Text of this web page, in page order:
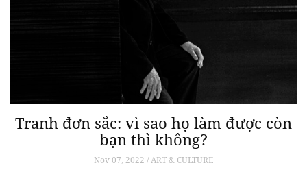
Tranh đơn sắc: vì sao họ làm được còn
bạn thì không?
Nov 07, 2022 / ART & CULTURE